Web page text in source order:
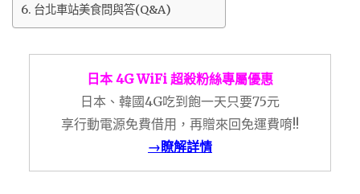
台北車站美食問與答(Q&A)
日本 4G WiFi 超殺粉絲專屬優惠
日本、韓國4G吃到飽一天只要75元
享行動電源免費借用，再贈來回免運費唷!!
→瞭解詳情